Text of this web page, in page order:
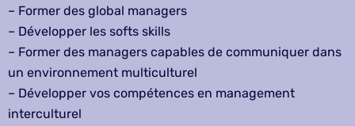
– Former des global managers
– Développer les softs skills
– Former des managers capables de communiquer dans
un environnement multiculturel
– Développer vos compétences en management
interculturel